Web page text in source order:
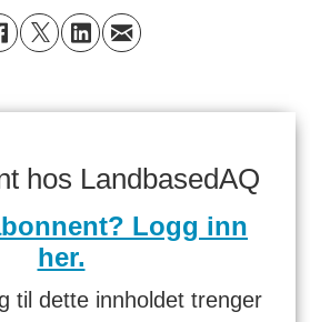
hos LandbasedAQ
Logg inn
her.
til dette innholdet trenger